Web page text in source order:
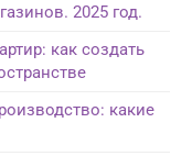
2025 год.
как создать
какие